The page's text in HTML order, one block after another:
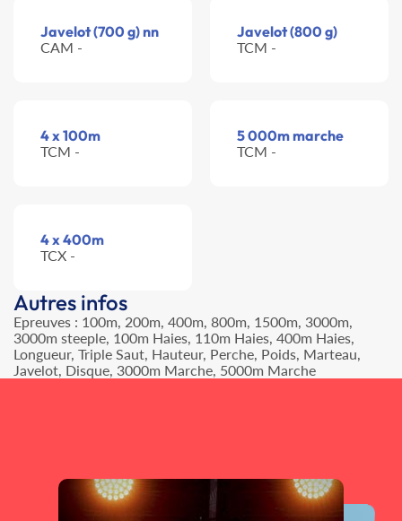
Javelot (700 g) nn
CAM -
Javelot (800 g)
TCM -
4 x 100m
TCM -
5 000m marche
TCM -
4 x 400m
TCX -
Autres infos
Epreuves : 100m, 200m, 400m, 800m, 1500m, 3000m,
3000m steeple, 100m Haies, 110m Haies, 400m Haies,
Longueur, Triple Saut, Hauteur, Perche, Poids, Marteau,
Javelot, Disque, 3000m Marche, 5000m Marche